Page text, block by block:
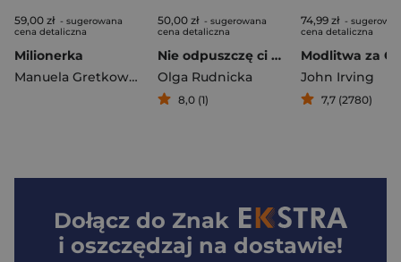
59,00 zł - sugerowana
cena detaliczna
Milionerka
Manuela Gretkowska
50,00 zł - sugerowana
cena detaliczna
Nie odpuszczę ci aż do śmierci
Olga Rudnicka
8,0 (1)
74,99 zł -
cena detaliczna
John Irving
7,7 (2780)
Dołącz do Znak
i oszczędzaj na dostawie!